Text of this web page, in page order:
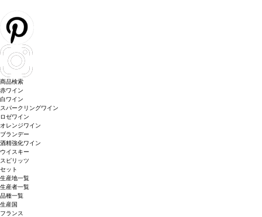
商品検索
赤ワイン
白ワイン
スパークリングワイン
ロゼワイン
オレンジワイン
ブランデー
酒精強化ワイン
ウイスキー
スピリッツ
セット
生産地一覧
生産者一覧
品種一覧
生産国
フランス